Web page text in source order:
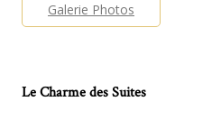
Galerie Photos
Le Charme des Suites